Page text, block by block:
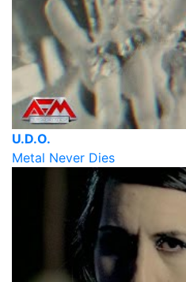
U.D.O.
Metal Never Dies